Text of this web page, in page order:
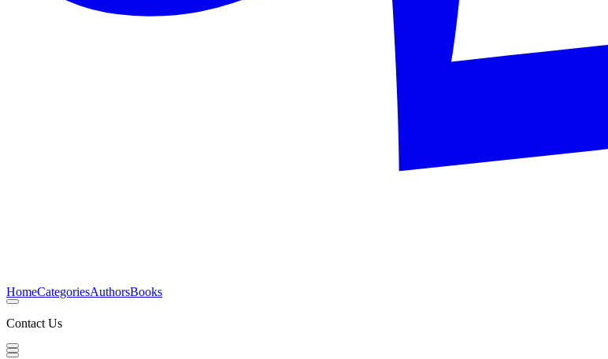
HomeCategoriesAuthorsBooks
Contact Us